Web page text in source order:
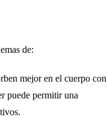
de:
mejor en el cuerpo con
puede permitir una